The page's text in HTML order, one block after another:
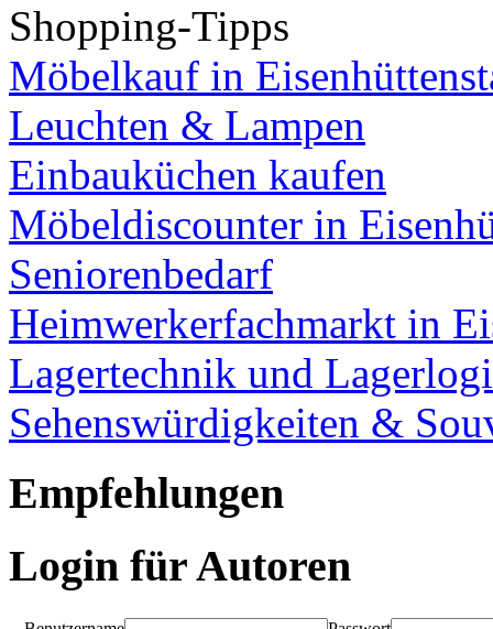
Shopping-Tipps
Möbelkauf in
Leuchten & Lampen
Einbauküchen kaufen
Möbeldiscounter in
Seniorenbedarf
Heimwerkerfachmarkt in
Lagertechnik und
Sehenswürdigkeiten &
Empfehlungen
Login für Autoren